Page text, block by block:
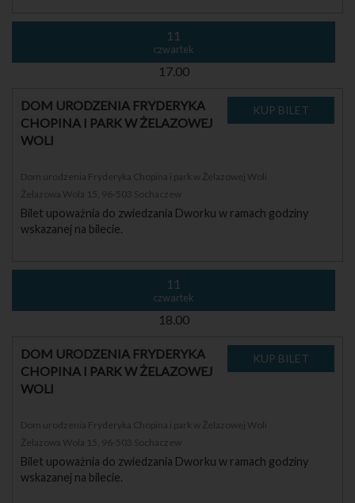
11
czwartek
17.00
DOM URODZENIA FRYDERYKA
CHOPINA I PARK W ŻELAZOWEJ
WOLI
Dom urodzenia Fryderyka Chopina i park w Żelazowej Woli
Żelazowa Wola 15, 96-503 Sochaczew
Bilet upoważnia do zwiedzania Dworku w ramach godziny
wskazanej na bilecie.
11
czwartek
18.00
DOM URODZENIA FRYDERYKA
CHOPINA I PARK W ŻELAZOWEJ
WOLI
Dom urodzenia Fryderyka Chopina i park w Żelazowej Woli
Żelazowa Wola 15, 96-503 Sochaczew
Bilet upoważnia do zwiedzania Dworku w ramach godziny
wskazanej na bilecie.